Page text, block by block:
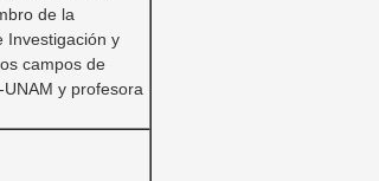
de la
Investigación y
campos de
y profesora